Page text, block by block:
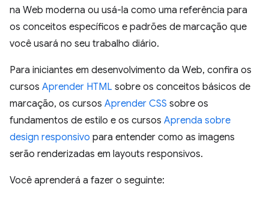
na Web moderna ou usá-la como uma referência para
os conceitos específicos e padrões de marcação que
você usará no seu trabalho diário.
Para iniciantes em desenvolvimento da Web, confira os
cursos Aprender HTML sobre os conceitos básicos de
marcação, os cursos Aprender CSS sobre os
fundamentos de estilo e os cursos Aprenda sobre
design responsivo para entender como as imagens
serão renderizadas em layouts responsivos.
Você aprenderá a fazer o seguinte: